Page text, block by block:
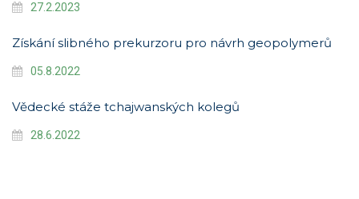
27.2.2023
Získání slibného prekurzoru pro návrh geopolymerů
05.8.2022
Vědecké stáže tchajwanských kolegů
28.6.2022